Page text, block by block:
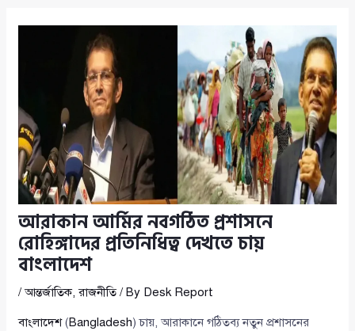
আরাকান আর্মির নবগঠিত প্রশাসনে
রোহিঙ্গাদের প্রতিনিধিত্ব দেখতে চায়
বাংলাদেশ
/আন্তর্জাতিক,রাজনীতি/ By Desk Report
বাংলাদেশ(Bangladesh) চায়, আরাকানে গঠিতব্য নতুন প্রশাসনের